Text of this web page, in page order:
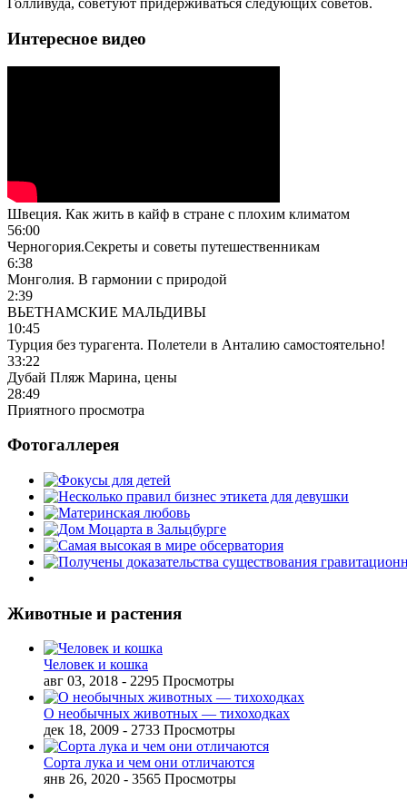
Голливуда, советуют придерживаться следующих советов.
Интересное видео
Швеция. Как жить в кайф в стране с плохим климатом
56:00
Черногория.Секреты и советы путешественникам
6:38
Монголия. В гармонии с природой
2:39
ВЬЕТНАМСКИЕ МАЛЬДИВЫ
10:45
Турция без турагента. Полетели в Анталию самостоятельно!
33:22
Дубай Пляж Марина, цены
28:49
Приятного просмотра
Фотогаллерея
Животные и растения
Человек и кошка
авг 03, 2018 - 2295 Просмотры
О необычных животных — тихоходках
дек 18, 2009 - 2733 Просмотры
Сорта лука и чем они отличаются
янв 26, 2020 - 3565 Просмотры